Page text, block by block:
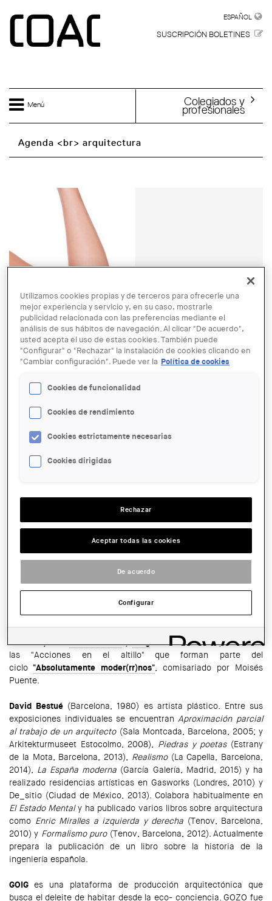
ESPAÑOL
SUSCRIPCIÓN BOLETINES
Menú Colegiados y
profesionales
Agenda <br> arquitectura
27 JUN
"Absolutamente moder(rr)nos"
ENTIDAD ORGANIZADORA:
COAC
LUGAR:
ACCIONES
A las 20.30h
WhatsApp
Facebook
TwitterLinkedIn
Share
mostrarán la 4a y última de
las "Acciones en el altillo" que forman parte del
ciclo "Absolutamente moder(rr)nos" , comisariado por Moisés
Puente.
David Bestué (Barcelona, 1980) es artista plástico. Entre sus
exposiciones individuales se encuentran Aproximación parcial
al trabajo de un arquitecto(Sala Montcada, Barcelona, 2005; y
Arkitekturmuseet Estocolmo, 2008), Piedras y poetas (Estrany
de la Mota, Barcelona, 2013), Realismo(La Capella, Barcelona,
2014), La España moderna (García Galería, Madrid, 2015) y ha
realizado residencias artísticas en Gasworks (Londres, 2010) y
De_sitio (Ciudad de México, 2013). Colabora habitualmente en
El Estado Mentaly ha publicado varios libros sobre arquitectura
como Enric Miralles a izquierda y derecha (Tenov, Barcelona,
2010) y Formalismo puro(Tenov, Barcelona, 2012). Actualmente
prepara la publicación de un libro sobre la historia de la
ingeniería española.
GOIG es una plataforma de producción arquitectónica que
busca el deleite de habitar desde la eco- conciencia. GOZO fue
Utilizamos cookies propias y de terceros para ofrecerle una
mejor experiencia y servicio y, en su caso, mostrarle
publicidad relacionada con las preferencias mediante el
análisis de sus hábitos de navegación. Al clicar "De acuerdo",
usted acepta el uso de estas cookies. También puede
"Configurar" o "Rechazar" la instalación de cookies clicando en
"Cambiar configuración". Puede ver la Política de cookies
Cookies de funcionalidad
Cookies de rendimiento
Cookies estrictamente necesarias
Cookies dirigidas
Rechazar
Aceptar todas las cookies
De acuerdo
Configurar